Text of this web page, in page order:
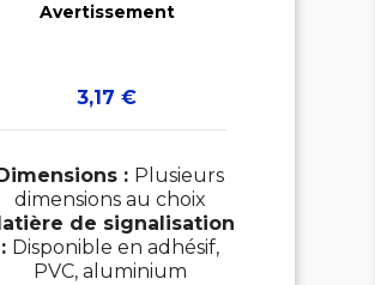
Avertissement
Prix
3,17 €
Dimensions : Plusieurs
dimensions au choix
de signalisation
: Disponible en adhésif,
PVC, aluminium